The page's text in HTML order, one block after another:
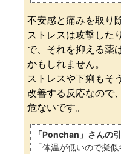
不安感と痛みを取り
ストレスは攻撃した
で、それを抑える薬
かもしれません。
ストレスや下痢もそ
改善する反応なので
危ないです。
「Ponchan」さんの
「体温が低いので擬